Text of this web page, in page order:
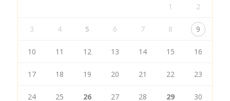
1 2
3 4 5 6 7 8 9
10 11 12 13 14 15 16
17 18 19 20 21 22 23
24 25 26 27 28 29 30